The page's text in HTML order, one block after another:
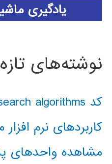
یادگیری
نوشته‌های تازه
کد classical AI search algorithms
کاربردهای نرم
مشاهده واحدهای